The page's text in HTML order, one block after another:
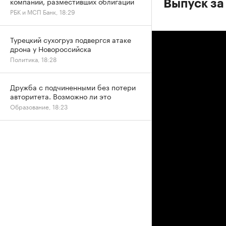
Выпуск
РБК и МСП Банк, 18:29
Турецкий сухогруз подвергся атаке
дрона у Новороссийска
Политика, 18:28
Дружба с подчиненными без потери
авторитета. Возможно ли это
Образование, 18:23